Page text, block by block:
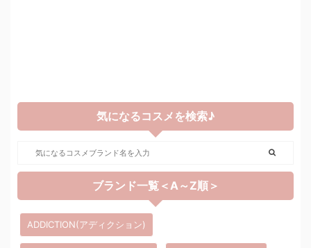
気になるコスメを検索♪
ブランド一覧＜A～Z順＞
ADDICTION(アディクション)